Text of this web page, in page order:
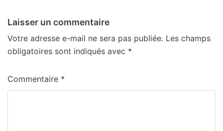
Laisser un commentaire
Votre adresse e-mail ne sera pas publiée. Les champs
obligatoires sont indiqués avec *
Commentaire *